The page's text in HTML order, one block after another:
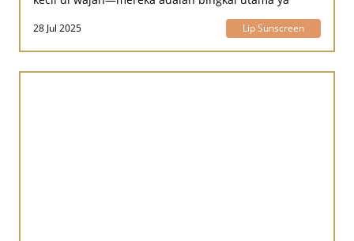
28 Jul 2025 Lip Sunscreen